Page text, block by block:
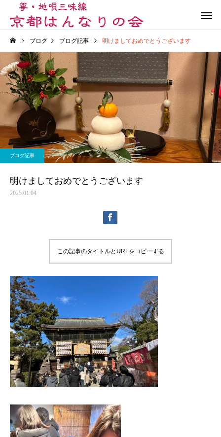
演奏会 箏三味線体験会
ブログ記事
Summer Review & Fun
Party！2026
ブログ記事
第36回古典伝承・保存
の地唄・箏曲演奏会
ブログ ブログ記事 明けましておめでとうございます
ブログ記事
明けましておめでとうございます
2025.01.04
この記事のタイトルとURLをコピーする